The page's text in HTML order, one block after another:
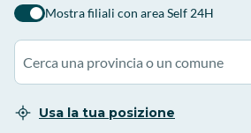
Mostra filiali con area Self 24H
Usa la tua posizione